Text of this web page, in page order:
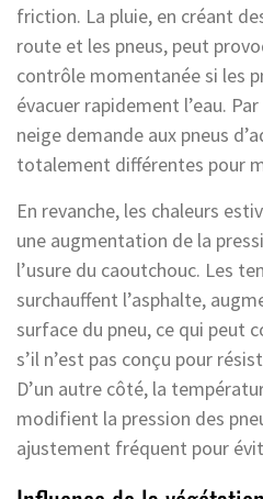
friction. La pluie, en créant
route et les pneus, peut
contrôle momentanée si les
évacuer rapidement l’eau.
neige demande aux pneus
totalement différentes pour
En revanche, les chaleurs
une augmentation de la
l’usure du caoutchouc. Les
surchauffent l’asphalte,
surface du pneu, ce qui peut
s’il n’est pas conçu pour
D’un autre côté, la
modifient la pression des
ajustement fréquent pour